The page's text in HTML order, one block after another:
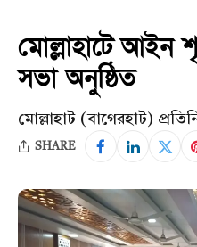
মোল্লাহাটে আইন
সভা অনুষ্ঠিত
মোল্লাহাট (বাগেরহাট)
SHARE